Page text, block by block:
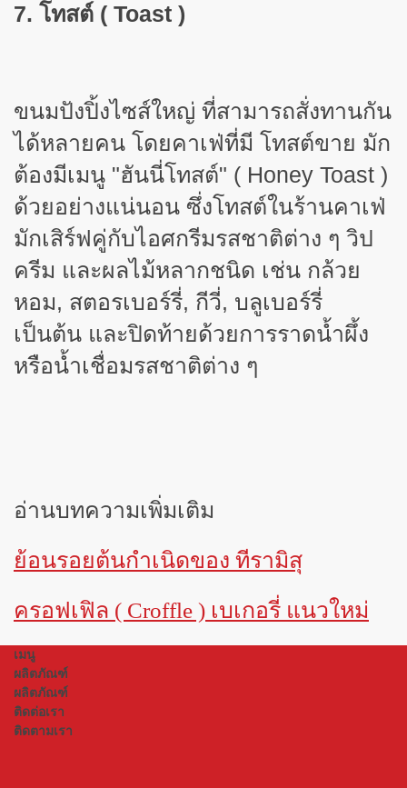
7. โทสต์ ( Toast )
ขนมปังปิ้งไซส์ใหญ่ ที่สามารถสั่งทานกัน
ได้หลายคน โดยคาเฟ่ที่มี โทสต์ขาย มัก
ต้องมีเมนู "ฮันนี่โทสต์" ( Honey Toast )
ด้วยอย่างแน่นอน ซึ่งโทสต์ในร้านคาเฟ่
มักเสิร์ฟคู่กับไอศกรีมรสชาติต่าง ๆ วิป
ครีม และผลไม้หลากชนิด เช่น กล้วย
หอม, สตอรเบอร์รี่, กีวี่, บลูเบอร์รี่
เป็นต้น และปิดท้ายด้วยการราดน้ำผึ้ง
หรือน้ำเชื่อมรสชาติต่าง ๆ
อ่านบทความเพิ่มเติม
ย้อนรอยต้นกำเนิดของ ทีรามิสุ
ครอฟเฟิล ( Croffle ) เบเกอรี่ แนวใหม่
เมนู
ผลิตภัณฑ์
ผลิตภัณฑ์
ติดต่อเรา
ติดตามเรา